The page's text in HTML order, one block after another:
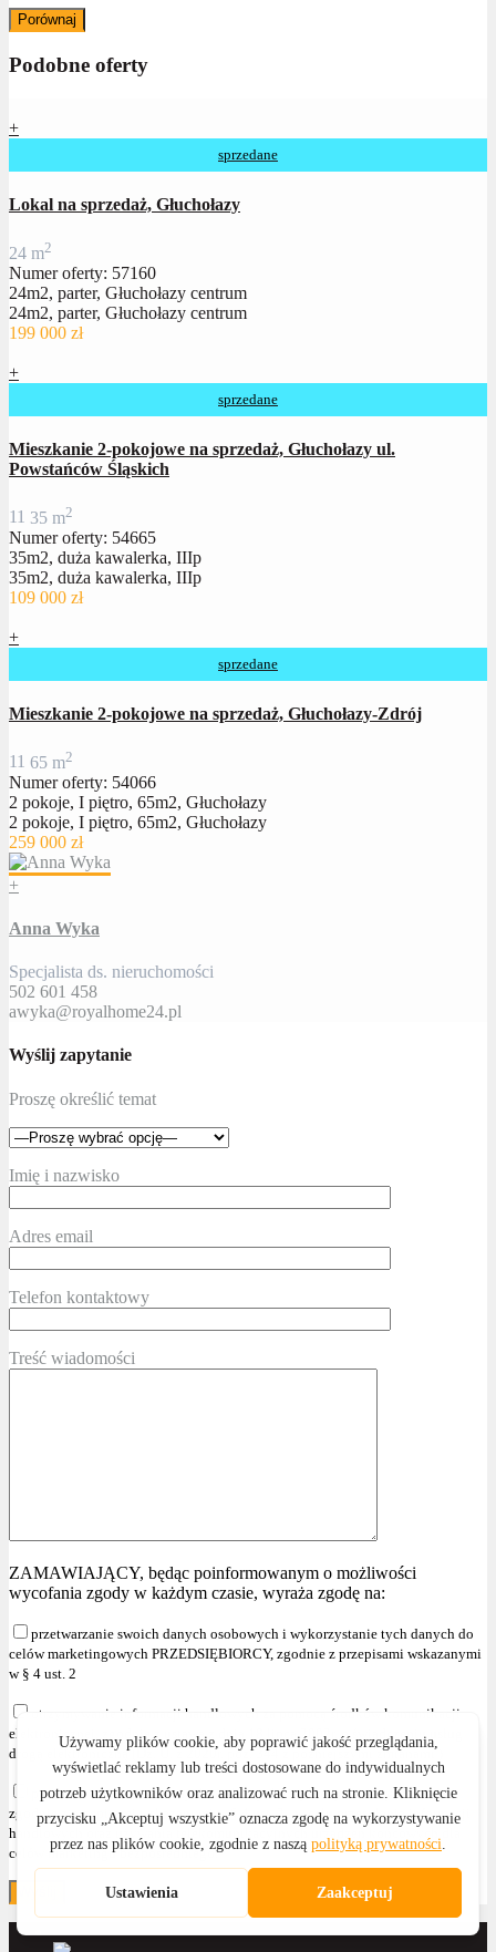
Porównaj
Podobne oferty
+
sprzedane
Lokal na sprzedaż, Głuchołazy
24 m2
Numer oferty: 57160
24m2, parter, Głuchołazy centrum
24m2, parter, Głuchołazy centrum
199 000 zł
+
sprzedane
Mieszkanie 2-pokojowe na sprzedaż, Głuchołazy ul.
Powstańców Śląskich
11 35 m2
Numer oferty: 54665
35m2, duża kawalerka, IIIp
35m2, duża kawalerka, IIIp
109 000 zł
+
sprzedane
Mieszkanie 2-pokojowe na sprzedaż, Głuchołazy-Zdrój
11 65 m2
Numer oferty: 54066
2 pokoje, I piętro, 65m2, Głuchołazy
2 pokoje, I piętro, 65m2, Głuchołazy
259 000 zł
+
Anna Wyka
Specjalista ds. nieruchomości
502 601 458
awyka@royalhome24.pl
Wyślij zapytanie
Proszę określić temat
Imię i nazwisko
Adres email
Telefon kontaktowy
Treść wiadomości
ZAMAWIAJĄCY, będąc poinformowanym o możliwości
wycofania zgody w każdym czasie, wyraża zgodę na:
przetwarzanie swoich danych osobowych i wykorzystanie tych danych do
celów marketingowych PRZEDSIĘBIORCY, zgodnie z przepisami wskazanymi
w § 4 ust. 2
otrzymywanie informacji handlowych za pomocą środków komunikacji
elektronicznej, zgodnie z ustawą z dnia 18 lipca 2002r. o świadczeniu usług
drogą elektroniczną (Dz. U. z 2020r. poz. 344 z późniejszymi zmianami )
przetwarzanie swoich danych osobowych i wykorzystanie tych danych,
zgodnie z przepisami wskazanymi w § 4 ust. 2 , w celu przesyłania informacji
handlowych oraz używania telekomunikacyjnych urządzeń końcowych dla
celów marketingu bezpośredniego."